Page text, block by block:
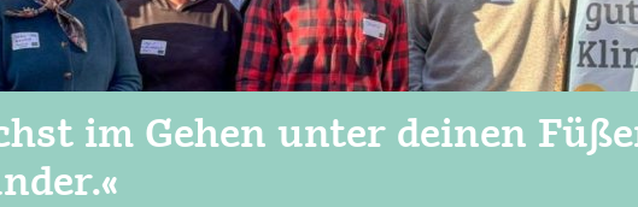
im Gehen unter deinen